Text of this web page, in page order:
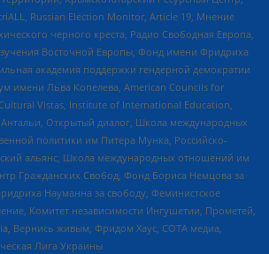
Russian Election Monitor, Article 19, Мнение
черного креста, Радио Свободная Европа,
Восточной Европы, Фонд имени Фридриха
академия поддержки гендерной демократии
имени Льва Копелева, American Councils for
Vistas, Institute of International Education,
Открытый диалог, Школа международных
политики им Питера Мунка, Российско-
альянс, Школа международных отношений им
Гражданских Свобод, Фонд Бориса Немцова за
Науманна за свободу, Феминистское
Комитет независимости Ингушетии, Прометей,
Вернись живым, Фридом Хаус, СОТА медиа,
Лига Украины